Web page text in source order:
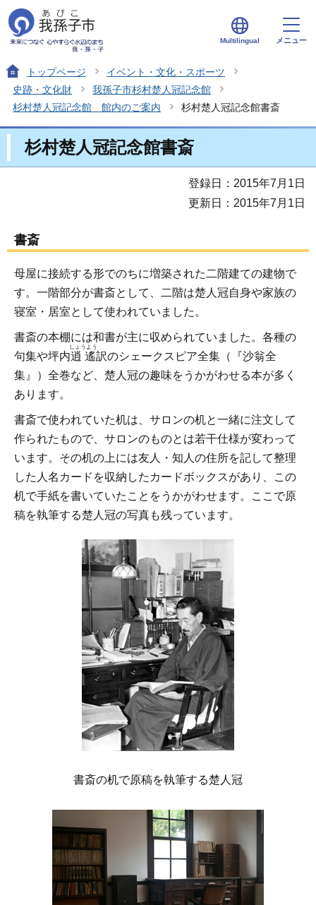
Multilingual メニュー
トップページ
イベント・文化・スポーツ
史跡・文化財
我孫子市杉村楚人冠記念館
杉村楚人冠記念館 館内のご案内
杉村楚人冠記念館書斎
杉村楚人冠記念館書斎
登録日：2015年7月1日
更新日：2015年7月1日
書斎
母屋に接続する形でのちに増築された二階建ての建物で
す。一階部分が書斎として、二階は楚人冠自身や家族の
寝室・居室として使われていました。
書斎の本棚には和書が主に収められていました。各種の
句集や坪内逍遙
しょうよう
訳のシェークスピア全集（『沙翁全
集』）全巻など、楚人冠の趣味をうかがわせる本が多く
あります。
書斎で使われていた机は、サロンの机と一緒に注文して
作られたもので、サロンのものとは若干仕様が変わって
います。その机の上には友人・知人の住所を記して整理
した人名カードを収納したカードボックスがあり、この
机で手紙を書いていたことをうかがわせます。ここで原
稿を執筆する楚人冠の写真も残っています。
書斎の机で原稿を執筆する楚人冠